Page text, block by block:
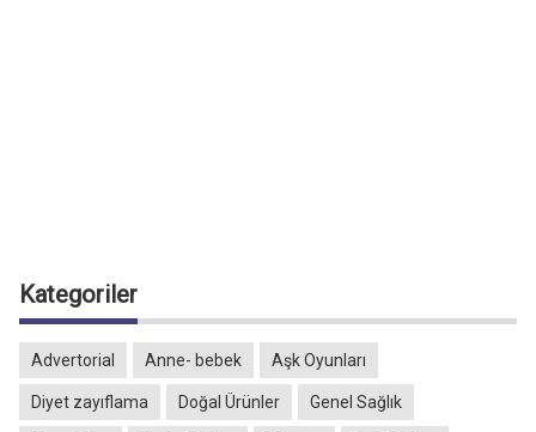
Kategoriler
Advertorial Anne- bebek Aşk Oyunları
Diyet zayıflama Doğal Ürünler Genel Sağlık